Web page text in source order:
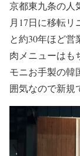
京都東九条の人
月17日に移転
と約30年ほど営
肉メニューはも
モニお手製の韓
囲気なので新規